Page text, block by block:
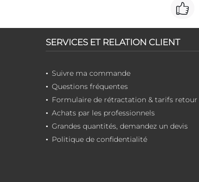
SERVICES ET RELATION CLIENT
Suivre ma commande
Questions fréquentes
Formulaire de rétractation & tarifs retour
Achats par les professionnels
Grandes quantités, demandez un devis
Politique de confidentialité